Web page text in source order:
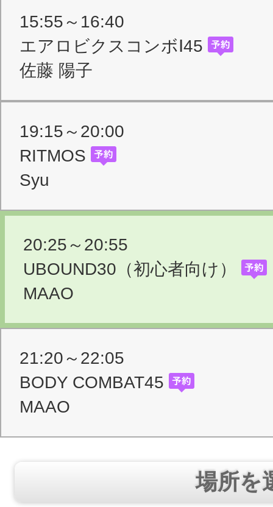
15:55～16:40
エアロビクスコンボⅠ45
佐藤 陽子
19:15～20:00
RITMOS
Syu
20:25～20:55
UBOUND30（初心者向け）
MAAO
21:20～22:05
BODY COMBAT45
MAAO
場所を